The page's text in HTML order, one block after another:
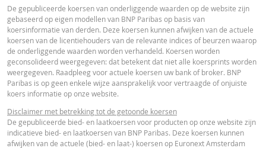
AANTAL PRODUCTEN
PERIODE
Prospectus (NL) URL
FINAL TERMS
Final Terms
Some helper text for the product price projections, financial
advised
UNDERLYING PRICE PRICE PROJECTION
De gepubliceerde koersen van onderliggende waarden op de website zijn
gebaseerd op eigen modellen van BNP Paribas op basis van
koersinformatie van derden. Deze koersen kunnen afwijken van de actuele
koersen van de licentiehouders van de relevante indices of beurzen waarop
de onderliggende waarden worden verhandeld. Koersen worden
geconsolideerd weergegeven: dat betekent dat niet alle koersprints worden
weergegeven. Raadpleeg voor actuele koersen uw bank of broker. BNP
Paribas is op geen enkele wijze aansprakelijk voor vertraagde of onjuiste
koers informatie op onze website.
Disclaimer met betrekking tot de getoonde koersen
De gepubliceerde bied- en laatkoersen voor producten op onze website zijn
indicatieve bied- en laatkoersen van BNP Paribas. Deze koersen kunnen
afwijken van de actuele (bied- en laat-) koersen op Euronext Amsterdam